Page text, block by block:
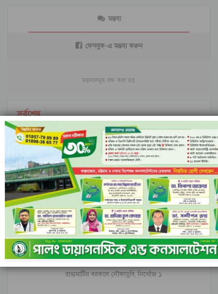
মন্তব্য
ফেসবুক-এ মন্তব্য করুন
মন্তব্যসমূহ বন্ধ করা হয়.
সর্বশেষ
ইরানি ক্ষেপণাস্ত্রের অপেক্ষায় ইসরাইল; বৈরুত হামলার
পর বাড়ছে…
ইসলামী ব্যাংকের পরিচালনা পর্ষদ বাতিল ঘোষণা
নীল ঢেউয়ের জোয়ারে গোল করে ইতিহাস কুরাসাওয়ের
রাঙামাটির বরকলে নৌকাডুবি, নিখোঁজ ১